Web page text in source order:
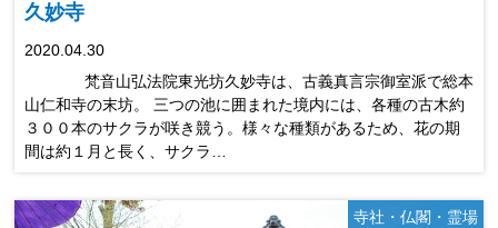
久妙寺
2020.04.30
梵音山弘法院東光坊久妙寺は、古義真言宗御室派で総本
山仁和寺の末坊。 三つの池に囲まれた境内には、各種の古木約
３００本のサクラが咲き競う。様々な種類があるため、花の期
間は約１月と長く、サクラ…
寺社・仏閣・霊場